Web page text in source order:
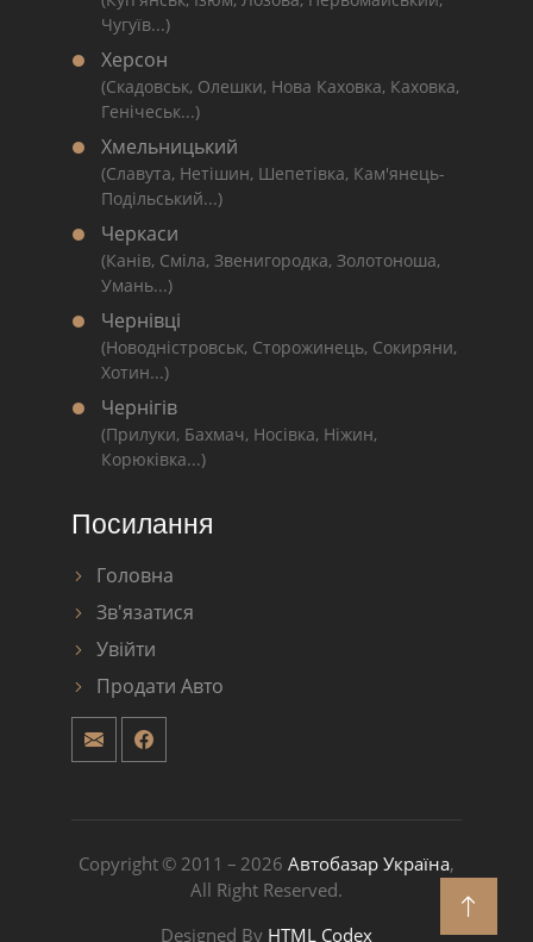
Чугуїв...)
Херсон
(Скадовськ, Олешки, Нова Каховка, Каховка,
Генічеськ...)
Хмельницький
(Славута, Нетішин, Шепетівка, Кам'янець-
Подільський...)
Черкаси
(Канів, Сміла, Звенигородка, Золотоноша,
Умань...)
Чернівці
(Новодністровськ, Сторожинець, Сокиряни,
Хотин...)
Чернігів
(Прилуки, Бахмач, Носівка, Ніжин,
Корюківка...)
Посилання
Головна
Зв'язатися
Увійти
Продати Авто
Copyright © 2011 – 2026 Автобазар Україна,
All Right Reserved.
Designed By HTML Codex